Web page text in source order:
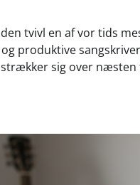
tvivl en af vor tids
produktive
sig over